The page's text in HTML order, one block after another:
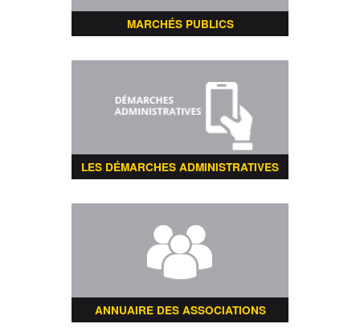
MARCHÉS PUBLICS
LES DÉMARCHES ADMINISTRATIVES
ANNUAIRE DES ASSOCIATIONS